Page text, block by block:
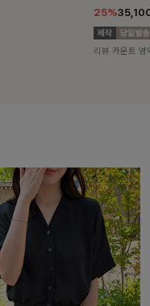
12%
리뷰 카운트 영